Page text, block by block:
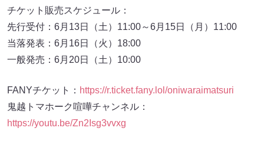
チケット販売スケジュール：
先行受付：6月13日（土）11:00～6月15日（月）11:00
当落発表：6月16日（火）18:00
一般発売：6月20日（土）10:00
FANYチケット： https://r.ticket.fany.lol/oniwaraimatsuri
鬼越トマホーク喧嘩チャンネル：
https://youtu.be/Zn2Isg3vvxg